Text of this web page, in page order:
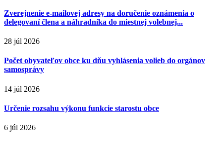
Zverejnenie e-mailovej adresy na doručenie oznámenia o
delegovaní člena a náhradníka do miestnej volebnej...
28 júl 2026
Počet obyvateľov obce ku dňu vyhlásenia volieb do orgánov
samosprávy
14 júl 2026
Určenie rozsahu výkonu funkcie starostu obce
6 júl 2026